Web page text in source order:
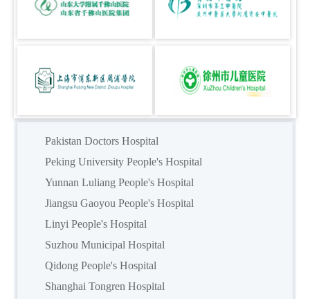
Pakistan Doctors Hospital
Peking University People's Hospital
Yunnan Luliang People's Hospital
Jiangsu Gaoyou People's Hospital
Linyi People's Hospital
Suzhou Municipal Hospital
Qidong People's Hospital
Shanghai Tongren Hospital